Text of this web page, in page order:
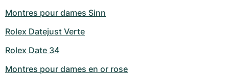
Montres pour dames Sinn
Rolex Datejust Verte
Rolex Date 34
Montres pour dames en or rose